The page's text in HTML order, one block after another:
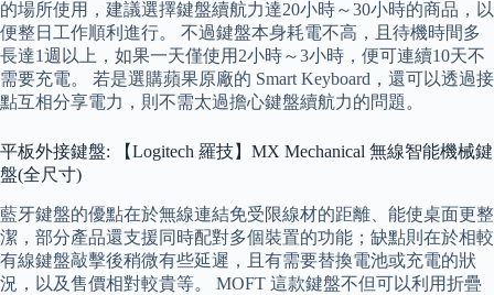
的場所使用，建議選擇鍵盤續航力達20小時～30小時的商品，以
便整日工作順利進行。 不過鍵盤本身耗電不高，且待機時間多
長達1週以上，如果一天僅使用2小時～3小時，便可連續10天不
需要充電。 若是選購蘋果原廠的 Smart Keyboard，還可以透過接
點互相分享電力，則不需太過擔心鍵盤續航力的問題。
平板外接鍵盤: 【Logitech 羅技】MX Mechanical 無線智能機械鍵
盤(全尺寸)
藍牙鍵盤的優點在於無線連結免受限線材的距離、能使桌面更整
潔，部分產品還支援同時配對多個裝置的功能；缺點則在於相較
有線鍵盤敲擊後稍微有些延遲，且有需要替換電池或充電的狀
況，以及售價相對較貴等。 MOFT 這款鍵盤不但可以利用折疊